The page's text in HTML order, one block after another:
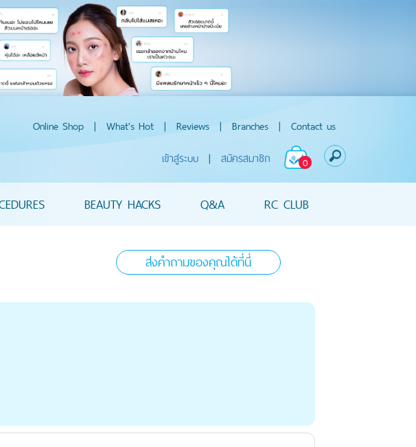
Online Shop | What's Hot | Reviews | Branches | Contact us
0
เข้าสู่ระบบ | สมัครสมาชิก
BEAUTY HACKS Q&A RC CLUB
ส่งคำถามของคุณได้ที่นี่